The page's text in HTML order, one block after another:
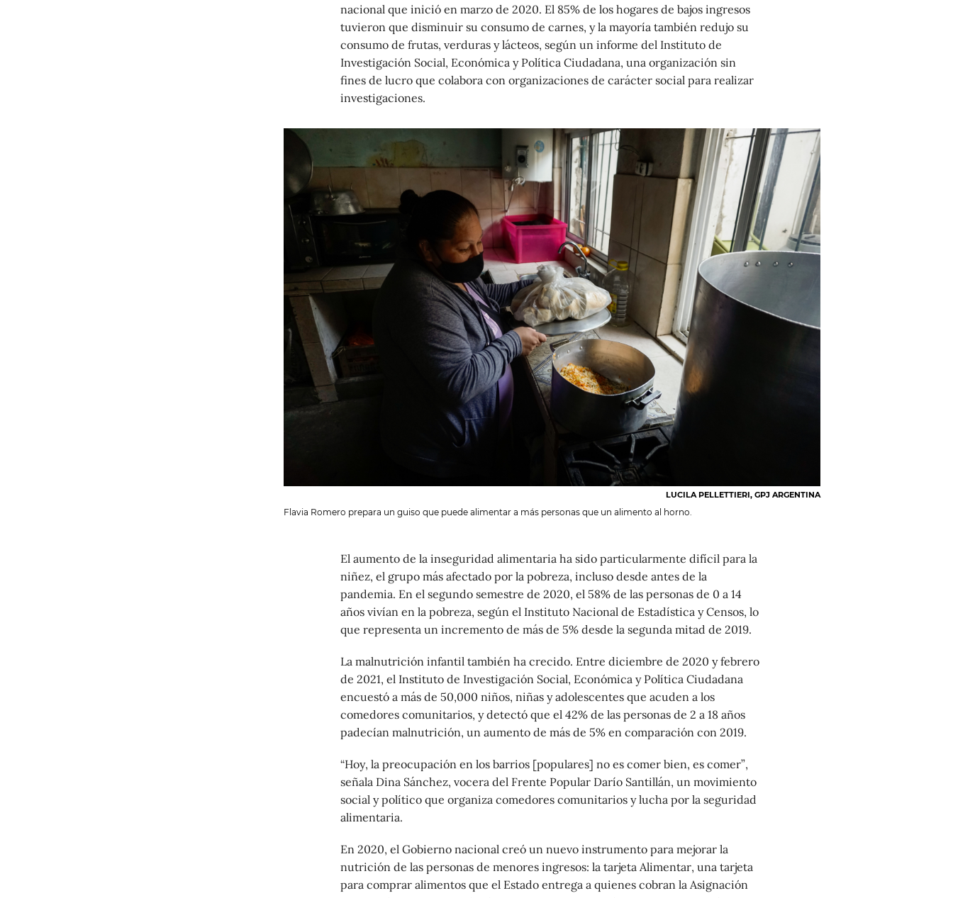
nacional que inició en marzo de 2020. El 85% de los hogares de bajos ingresos
tuvieron que disminuir su consumo de carnes, y la mayoría también redujo su
consumo de frutas, verduras y lácteos, según un informe del Instituto de
Investigación Social, Económica y Política Ciudadana, una organización sin
fines de lucro que colabora con organizaciones de carácter social para realizar
investigaciones.
LUCILA PELLETTIERI, GPJ ARGENTINA
Flavia Romero prepara un guiso que puede alimentar a más personas que un alimento al horno.
El aumento de la inseguridad alimentaria ha sido particularmente difícil para la
niñez, el grupo más afectado por la pobreza, incluso desde antes de la
pandemia. En el segundo semestre de 2020, el 58% de las personas de 0 a 14
años vivían en la pobreza, según el Instituto Nacional de Estadística y Censos, lo
que representa un incremento de más de 5% desde la segunda mitad de 2019.
La malnutrición infantil también ha crecido. Entre diciembre de 2020 y febrero
de 2021, el Instituto de Investigación Social, Económica y Política Ciudadana
encuestó a más de 50,000 niños, niñas y adolescentes que acuden a los
comedores comunitarios, y detectó que el 42% de las personas de 2 a 18 años
padecían malnutrición, un aumento de más de 5% en comparación con 2019.
“Hoy, la preocupación en los barrios [populares] no es comer bien, es comer”,
señala Dina Sánchez, vocera del Frente Popular Darío Santillán, un movimiento
social y político que organiza comedores comunitarios y lucha por la seguridad
alimentaria.
En 2020, el Gobierno nacional creó un nuevo instrumento para mejorar la
nutrición de las personas de menores ingresos: la tarjeta Alimentar, una tarjeta
para comprar alimentos que el Estado entrega a quienes cobran la Asignación